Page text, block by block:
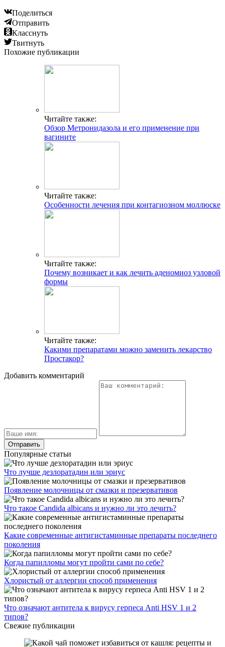
Поделиться
Отправить
Класснуть
Твитнуть
Похожие публикации
Читайте также:
Обзор Метронидазола и его применение при
вагините
Читайте также:
Особенности лечения при контагиозном моллюске
Читайте также:
Почему возникает и как лечить аденомиоз узловой
формы
Читайте также:
Какими препаратами можно заменить лекарство
Простакор?
Добавить комментарий
Популярные статьи
Что лучше дезлоратадин или эриус
Появление молочницы от смазки и презервативов
Что такое Candida albicans и нужно ли это лечить?
Какие современные антигистаминные препараты последнего
поколения
Когда папилломы могут пройти сами по себе?
Хлористый от аллергии способ применения
Что означают антитела к вирусу герпеса Anti HSV 1 и 2
типов?
Свежие публикации